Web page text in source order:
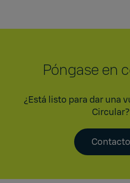
Póngase en
¿Está listo para dar una
Circular?
Contacto